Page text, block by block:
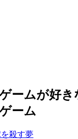
ームが好き
ーム